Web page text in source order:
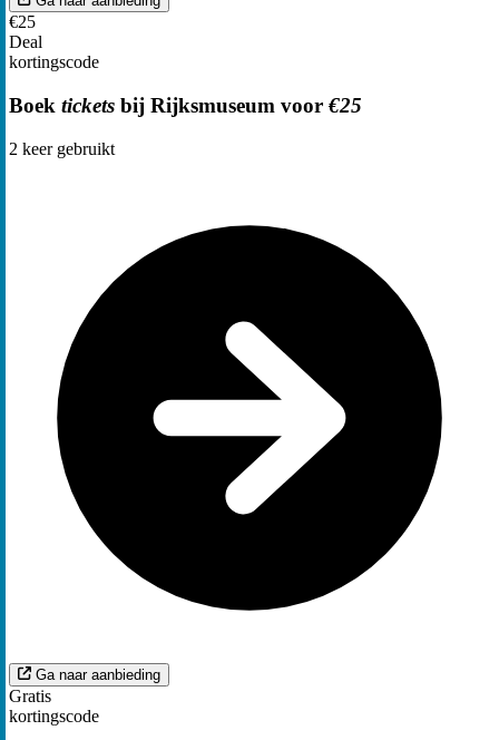
€25
Deal
kortingscode
Boek tickets bij Rijksmuseum voor €25
2 keer gebruikt
Ga naar aanbieding
Gratis
kortingscode